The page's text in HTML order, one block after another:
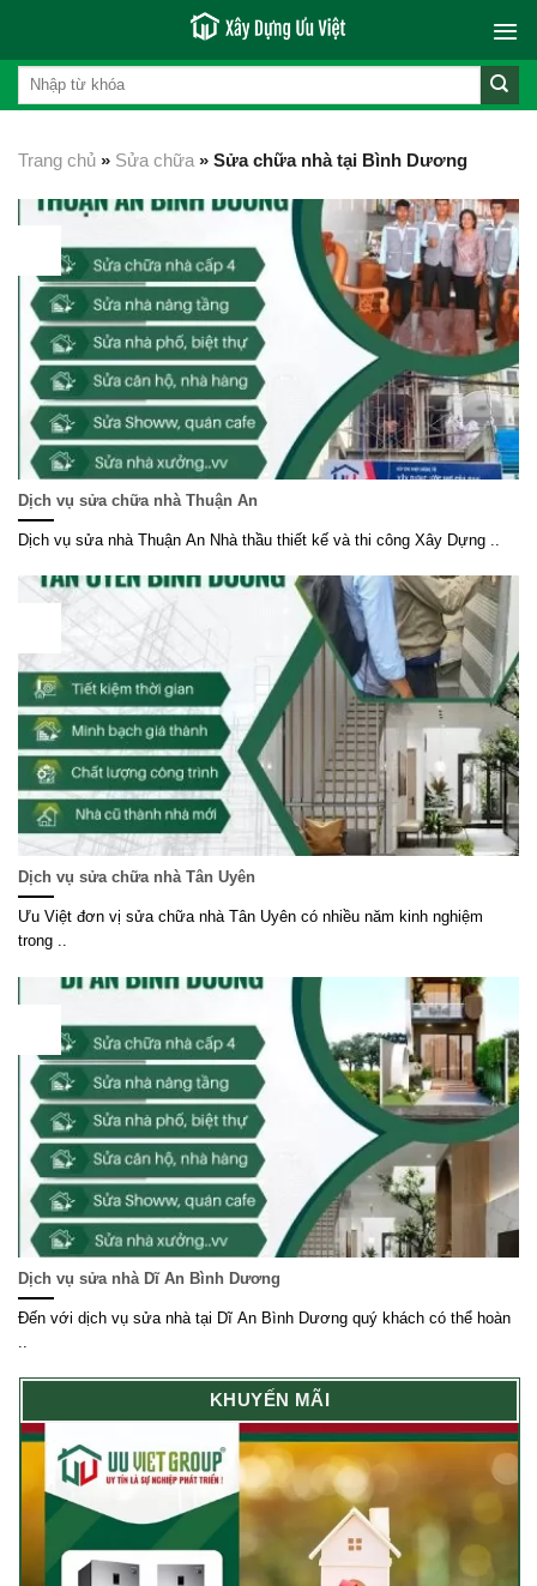
content
Trang chủ » Sửa chữa » Sửa chữa nhà tại Bình Dương
Dịch vụ sửa chữa nhà Thuận An
Dịch vụ sửa nhà Thuận An Nhà thầu thiết kế và thi công Xây Dựng ..
Dịch vụ sửa chữa nhà Tân Uyên
Ưu Việt đơn vị sửa chữa nhà Tân Uyên có nhiều năm kinh nghiệm
trong ..
Dịch vụ sửa nhà Dĩ An Bình Dương
Đến với dịch vụ sửa nhà tại Dĩ An Bình Dương quý khách có thể hoàn
..
KHUYẾN MÃI